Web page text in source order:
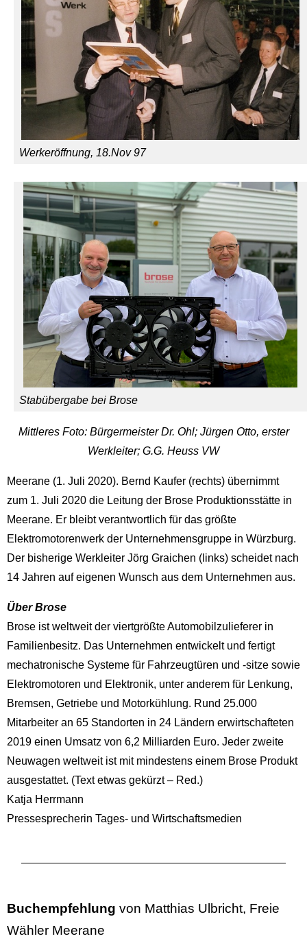
Werkeröffnung, 18.Nov 97
Stabübergabe bei Brose
Mittleres Foto: Bürgermeister Dr. Ohl; Jürgen Otto, erster
Werkleiter; G.G. Heuss VW
Meerane (1. Juli 2020). Bernd Kaufer (rechts) übernimmt
zum 1. Juli 2020 die Leitung der Brose Produktionsstätte in
Meerane. Er bleibt verantwortlich für das größte
Elektromotorenwerk der Unternehmensgruppe in Würzburg.
Der bisherige Werkleiter Jörg Graichen (links) scheidet nach
14 Jahren auf eigenen Wunsch aus dem Unternehmen aus.
Über Brose
Brose ist weltweit der viertgrößte Automobilzulieferer in
Familienbesitz. Das Unternehmen entwickelt und fertigt
mechatronische Systeme für Fahrzeugtüren und -sitze sowie
Elektromotoren und Elektronik, unter anderem für Lenkung,
Bremsen, Getriebe und Motorkühlung. Rund 25.000
Mitarbeiter an 65 Standorten in 24 Ländern erwirtschafteten
2019 einen Umsatz von 6,2 Milliarden Euro. Jeder zweite
Neuwagen weltweit ist mit mindestens einem Brose Produkt
ausgestattet. (Text etwas gekürzt – Red.)
Katja Herrmann
Pressesprecherin Tages- und Wirtschaftsmedien
Buchempfehlung von Matthias Ulbricht, Freie
Wähler Meerane